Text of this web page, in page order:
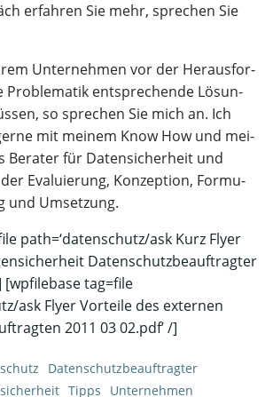
erfah­ren Sie mehr, spre­chen Sie
Unter­neh­men vor der Her­aus­for­
Pro­ble­ma­tik ent­spre­chen­de Lösun­
so spre­chen Sie mich an. Ich
mit mei­nem Know How und mei­
Bera­ter für Daten­si­cher­heit und
Eva­lu­ie­rung, Kon­zep­ti­on, For­mu­
und Umsetzung.
path=‘datenschutz/ask Kurz Fly­er
Daten­schutz­be­auf­trag­ter
[wpfi­le­ba­se tag=file
ask Fly­er Vor­tei­le des exter­nen
2011 03 02.pdf’ /​]
Datenschutzbeauftragter
Tipps Unternehmen